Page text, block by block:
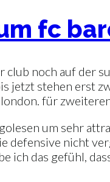
fc
club noch auf der
stehen erst
für
um sehr
defensive nicht
ich das gefühl,